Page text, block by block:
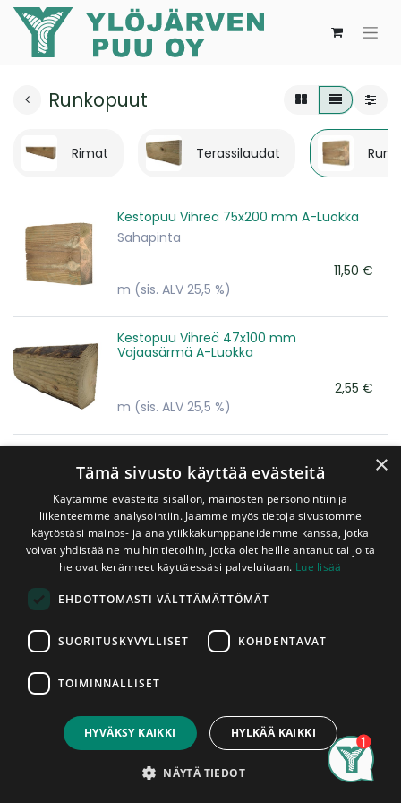
Account
Runkopuut
Rimat Terassilaudat
Kestopuu Vihreä 75x200 mm A-Luokka
Sahapinta
11,50 €
m (sis. ALV 25,5 %)
Kestopuu Vihreä 47x100 mm
Vajaasärmä A-Luokka
2,55 €
m (sis. ALV 25,5 %)
Puutavaraa sisälle, ulos ja sille välille
rakentamisen ja remontoinnin tarpeisiin
Meiltä löydät yhden Suomen kattavimmista valikoimista
Kokenut ja Ylöjärven yrittäjien toimesta palkittu
henkilökuntamme takaa, että saat parasta palvelua lujalla
×
Tämä sivusto käyttää evästeitä
Käytämme evästeitä sisällön, mainosten personointiin ja
liikenteemme analysointiin. Jaamme myös tietoja sivustomme
käytöstäsi mainos- ja analytiikkakumppaneidemme kanssa, jotka
voivat yhdistää ne muihin tietoihin, jotka olet heille antanut tai joita
he ovat keränneet käyttäessäsi palveluitaan. Lue lisää
EHDOTTOMASTI VÄLTTÄMÄTTÖMÄT
SUORITUSKYVYLLISET KOHDENTAVAT
TOIMINNALLISET
HYVÄKSY KAIKKI HYLKÄÄ KAIKKI
NÄYTÄ TIEDOT